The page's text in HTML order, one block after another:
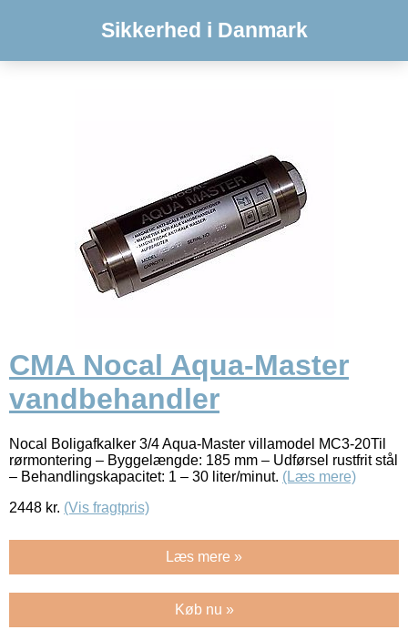
Sikkerhed i Danmark
CMA Nocal Aqua-Master
vandbehandler
Nocal Boligafkalker 3/4 Aqua-Master villamodel MC3-20Til
rørmontering – Byggelængde: 185 mm – Udførsel rustfrit stål
– Behandlingskapacitet: 1 – 30 liter/minut. (Læs mere)
2448 kr. (Vis fragtpris)
Læs mere »
Køb nu »